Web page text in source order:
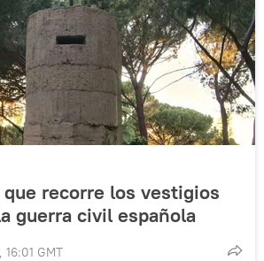
recorre los vestigios
guerra civil española
GMT